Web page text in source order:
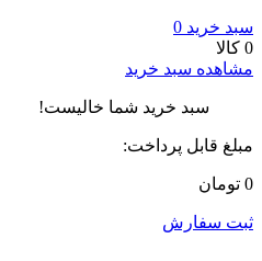
سبد خرید 0
0 کالا
مشاهده سبد خرید
سبد خرید شما خالیست!
مبلغ قابل پرداخت:
0 تومان
ثبت سفارش